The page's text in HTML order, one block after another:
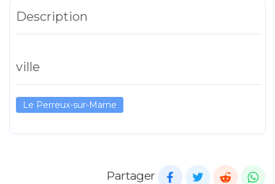
Description
ville
Le Perreux-sur-Marne
Partager